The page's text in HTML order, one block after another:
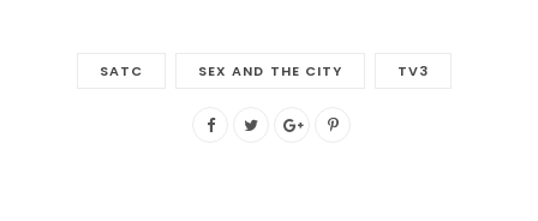
SATC SEX AND THE CITY TV3